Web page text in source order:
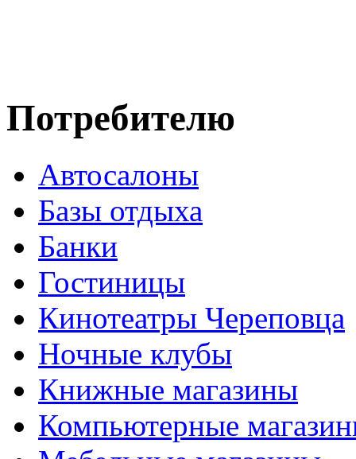
Потребителю
Автосалоны
Базы отдыха
Банки
Гостиницы
Кинотеатры Череповца
Ночные клубы
Книжные магазины
Компьютерные